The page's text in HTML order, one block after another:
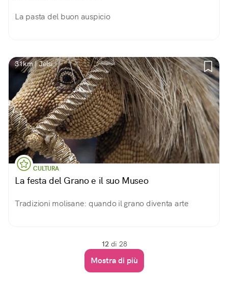
La pasta del buon auspicio
31km | Jelsi
CULTURA
La festa del Grano e il suo Museo
Tradizioni molisane: quando il grano diventa arte
12 di 28
Mostra di più